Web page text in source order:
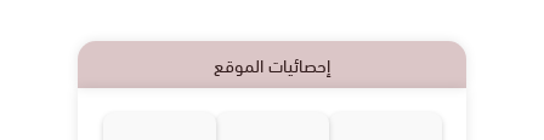
إحصائيات الموقع